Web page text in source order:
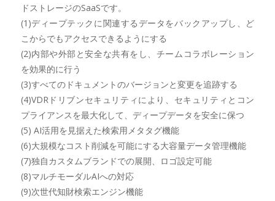
ドストレージのSaaSです。
(1)ディープテックに関連するデータをバックアップし、ど
こからでもアクセスできるようにする
(2)内部や外部と安全な共有をし、チームコラボレーション
を効果的に行う
(3)すべてのドキュメントのバージョンと変更を追跡する
(4)VDRドリブンセキュリティにより、セキュリティとコン
プライアンスを最大化して、ディープデータを安全に保つ
(5) AI活用を見据えた検索用メタタグ機能
(6)大規模なコスト削減を可能にする大容量データ管理機能
(7)独自カスタムブランドでの展開、ロゴ設定可能
(8)マルチモーダルAIへの対応
(9)次世代知財検索エンジン機能